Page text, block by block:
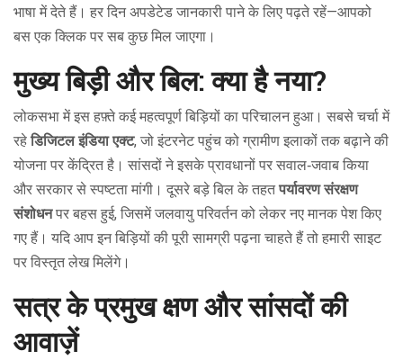
भाषा में देते हैं। हर दिन अपडेटेड जानकारी पाने के लिए पढ़ते रहें—आपको
बस एक क्लिक पर सब कुछ मिल जाएगा।
मुख्य बिड़ी और बिल: क्या है नया?
लोकसभा में इस हफ़्ते कई महत्वपूर्ण बिड़ियों का परिचालन हुआ। सबसे चर्चा में
रहेडिजिटल इंडिया एक्ट, जो इंटरनेट पहुंच को ग्रामीण इलाकों तक बढ़ाने की
योजना पर केंद्रित है। सांसदों ने इसके प्रावधानों पर सवाल‑जवाब किया
और सरकार से स्पष्टता मांगी। दूसरे बड़े बिल के तहतपर्यावरण संरक्षण
संशोधनपर बहस हुई, जिसमें जलवायु परिवर्तन को लेकर नए मानक पेश किए
गए हैं। यदि आप इन बिड़ियों की पूरी सामग्री पढ़ना चाहते हैं तो हमारी साइट
पर विस्तृत लेख मिलेंगे।
सत्र के प्रमुख क्षण और सांसदों की
आवाज़ें